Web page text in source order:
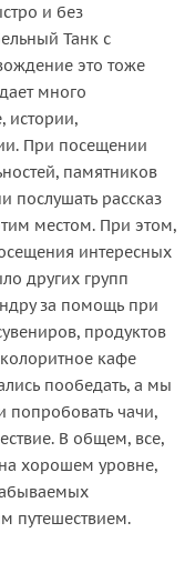
и без
Танк с
это тоже
много
истории,
При посещении
памятников
послушать рассказ
местом. При этом,
интересных
других групп
за помощь при
продуктов
кафе
пообедать, а мы
попробовать чачи,
В общем, все,
хорошем уровне,
путешествием.